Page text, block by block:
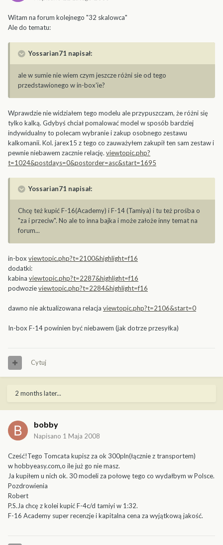
Witam na forum kolejnego "32 skalowca"
Ale do tematu:
Yossarian71 napisał:
ale w sumie nie wiem czym jeszcze różni sie od tego
przedstawionego w in-box'ie?
Wprawdzie nie widziałem tego modelu ale przypuszczam, że różni się
tylko kalką. Gdybyś chciał pomalować model w sposób bardziej
indywidualny to polecam wybranie i zakup osobnego zestawu
kalkomanii. Kol. jarex15 z tego co zauważyłem zakupił ten sam zestaw i
pewnie niebawem zacznie relację. viewtopic.php?
t=1024&postdays=0&postorder=asc&start=1695
Yossarian71 napisał:
Chcę też kupić F-16(Academy) i F-14 (Tamiya) i tu też prośba o
"za i przeciw". No ale to inna bajka i może założe inny temat na
forum...
in-box viewtopic.php?t=2100&highlight=f16
dodatki:
kabina viewtopic.php?t=2287&highlight=f16
podwozieviewtopic.php?t=2284&highlight=f16
dawno nie aktualizowana relacja viewtopic.php?t=2106&start=0
In-box F-14 powinien być niebawem (jak dotrze przesyłka)
Cytuj
2 months later...
bobby
Napisano 1 Maja 2008
Cześć!Tego Tomcata kupisz za ok 300pln(łącznie z transportem)
w hobbyeasy.com,o ile już go nie masz.
Ja kupiłem u nich ok. 30 modeli za połowę tego co wydałbym w Polsce.
Pozdrowienia
Robert
P.S.Ja chcę z kolei kupić F-4c/d tamiyi w 1:32.
F-16 Academy super recenzje i kapitalna cena za wyjątkową jakość.